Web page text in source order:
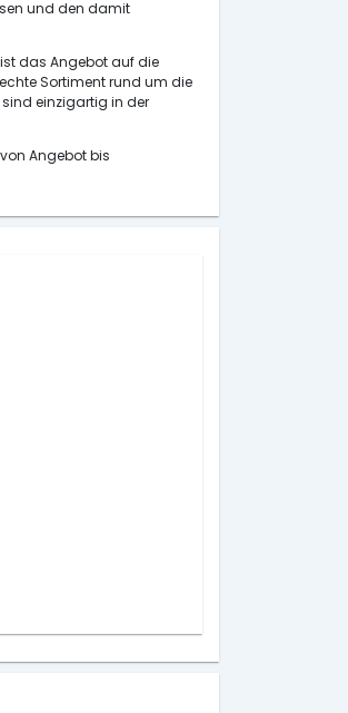
und den damit
das Angebot auf die
Sortiment rund um die
einzigartig in der
Angebot bis